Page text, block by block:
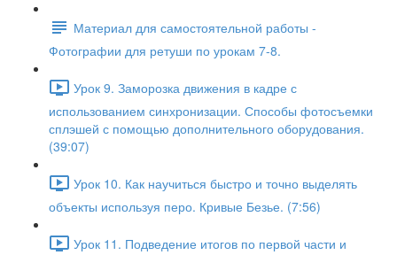
Материал для самостоятельной работы -
Фотографии для ретуши по урокам 7-8.
Урок 9. Заморозка движения в кадре с
использованием синхронизации. Способы фотосъемки
сплэшей с помощью дополнительного оборудования.
(39:07)
Урок 10. Как научиться быстро и точно выделять
объекты используя перо. Кривые Безье. (7:56)
Урок 11. Подведение итогов по первой части и